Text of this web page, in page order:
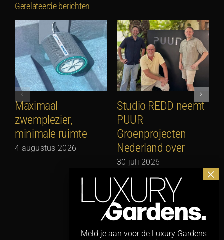
Gerelateerde berichten
Maximaal
zwemplezier,
minimale ruimte
4 augustus 2026
Studio REDD neemt
PUUR
Groenprojecten
Nederland over
30 juli 2026
Meld je aan voor de Luxury Gardens